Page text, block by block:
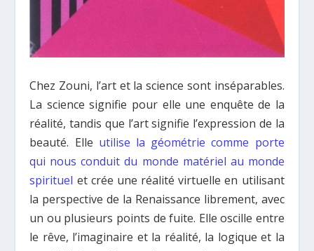
Chez Zouni, l’art et la science sont inséparables.
La science signifie pour elle une enquête de la
réalité, tandis que l’art signifie l’expression de la
beauté. Elle utilise la géométrie comme porte
qui nous conduit du monde matériel au monde
spirituel et crée une réalité virtuelle en utilisant
la perspective de la Renaissance librement, avec
un ou plusieurs points de fuite. Elle oscille entre
le rêve, l’imaginaire et la réalité, la logique et la